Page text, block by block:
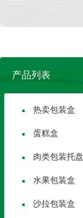
产品列表
热卖包装盒
蛋糕盒
肉类包装托盘
水果包装盒
沙拉包装盒